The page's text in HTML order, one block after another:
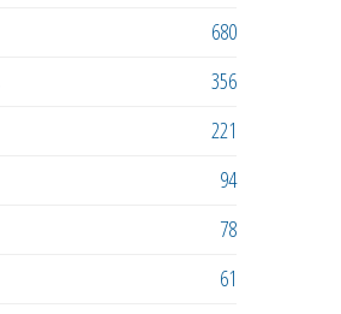
680
356
221
94
78
61